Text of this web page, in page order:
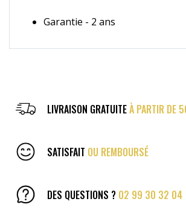
Garantie - 2 ans
LIVRAISON GRATUITEÀ PARTIR DE
SATISFAIT OU REMBOURSÉ
DES QUESTIONS ? 02 99 30 32 04